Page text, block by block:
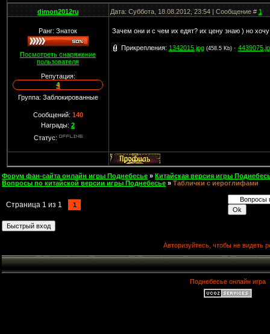
dimon2012ru Дата: Суббота, 18.08.2012, 23:54 | Сообщение #1
Ранг: Знаток
Посмотреть снаряжение
пользователя
Репутация:
4
Группа: Заблокированные
Сообщений: 140
Награды: 2
Статус:
Зачем они и с чем их едят? их цену знаю ) но
Прикрепления: 1342015.jpg (458.5 Kb) ·
Форум фан-сайта онлайн игры Поднебесье » Китайская версия игры
Вопросы по китайской версии игры Поднебесье » Таблички с иероглифами
Страница 1 из 1 1
Авторизуйтесь, чтобы не видеть
Поднебесье онлайн игра